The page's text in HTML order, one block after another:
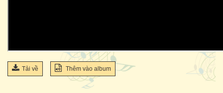
Tải về Thêm vào album